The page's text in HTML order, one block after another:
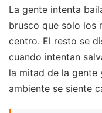
La gente intenta
brusco que solo los
centro. El resto se
cuando intentan
la mitad de la gente
ambiente se siente